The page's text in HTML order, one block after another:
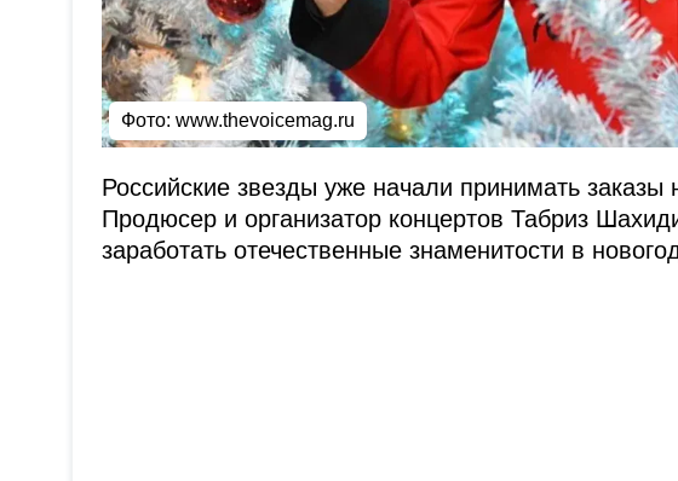
Фото: www.thevoicemag.ru
Российские звезды уже начали принимать заказы
Продюсер и организатор концертов Табриз
заработать отечественные знаменитости в